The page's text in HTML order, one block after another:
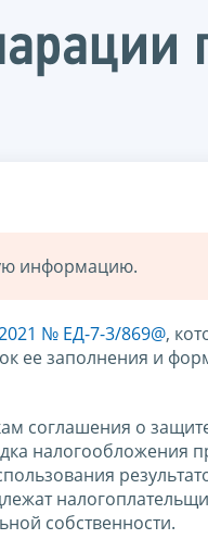
информацию.
№ ЕД-7-3/869@,
ее заполнения и
соглашения о
налогообложения
собственности.